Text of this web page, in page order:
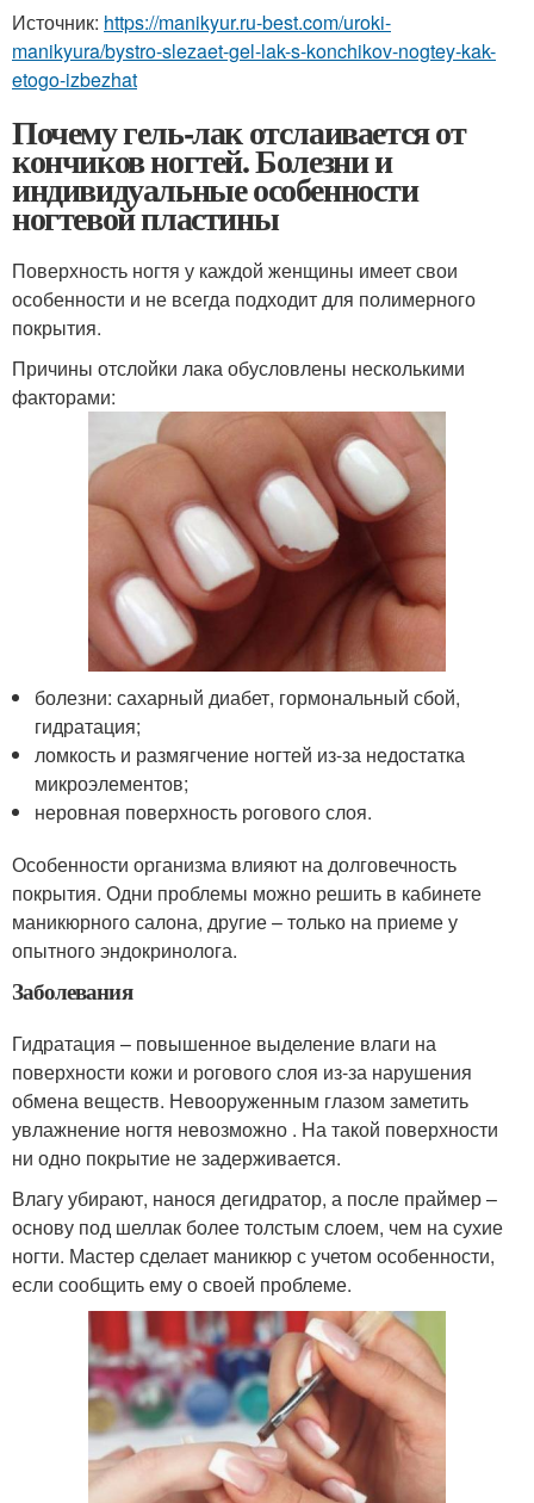
Источник: https://manikyur.ru-best.com/uroki-
manikyura/bystro-slezaet-gel-lak-s-konchikov-nogtey-kak-
etogo-izbezhat
Почему гель-лак отслаивается от
кончиков ногтей. Болезни и
индивидуальные особенности
ногтевой пластины
Поверхность ногтя у каждой женщины имеет свои
особенности и не всегда подходит для полимерного
покрытия.
Причины отслойки лака обусловлены несколькими
факторами:
болезни: сахарный диабет, гормональный сбой,
гидратация;
ломкость и размягчение ногтей из-за недостатка
микроэлементов;
неровная поверхность рогового слоя.
Особенности организма влияют на долговечность
покрытия. Одни проблемы можно решить в кабинете
маникюрного салона, другие – только на приеме у
опытного эндокринолога.
Заболевания
Гидратация – повышенное выделение влаги на
поверхности кожи и рогового слоя из-за нарушения
обмена веществ. Невооруженным глазом заметить
увлажнение ногтя невозможно . На такой поверхности
ни одно покрытие не задерживается.
Влагу убирают, нанося дегидратор, а после праймер –
основу под шеллак более толстым слоем, чем на сухие
ногти. Мастер сделает маникюр с учетом особенности,
если сообщить ему о своей проблеме.